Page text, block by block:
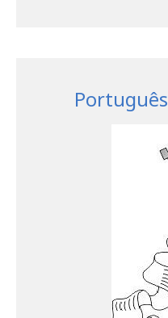
Português